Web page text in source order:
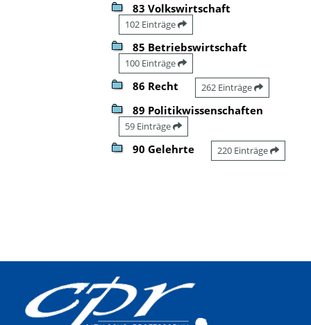
83 Volkswirtschaft
102 Einträge
85 Betriebswirtschaft
100 Einträge
86 Recht 262 Einträge
89 Politikwissenschaften
59 Einträge
90 Gelehrte 220 Einträge